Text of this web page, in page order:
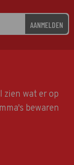
AANMELDEN
zien wat er op
bewaren